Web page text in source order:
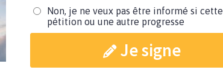
Non, je ne veux pas être informé si cette
pétition ou une autre progresse
Je signe